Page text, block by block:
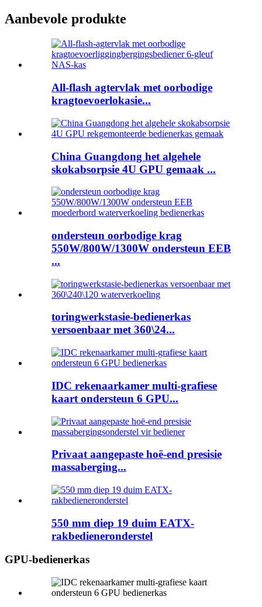
Aanbevole produkte
All-flash agtervlak met oorbodige
kragtoevoerlokasie...
China Guangdong het algehele
skokabsorpsie 4U GPU gemaak ...
ondersteun oorbodige krag
550W/800W/1300W ondersteun EEB
...
toringwerkstasie-bedienerkas
versoenbaar met 360\24...
IDC rekenaarkamer multi-grafiese
kaart ondersteun 6 GPU...
Privaat aangepaste hoë-end presisie
massaberging...
550 mm diep 19 duim EATX-
rakbedieneronderstel
GPU-bedienerkas